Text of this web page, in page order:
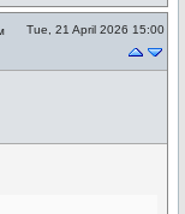
Tue, 21 April 2026 15:00